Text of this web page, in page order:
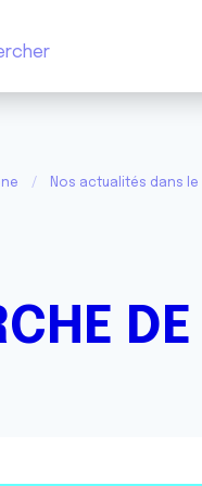
Nos actualités dans le